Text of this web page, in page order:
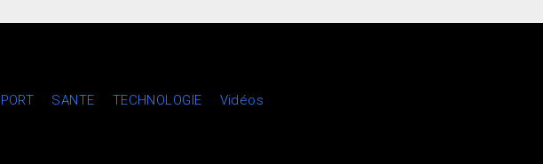
SANTE TECHNOLOGIE
Vidéos